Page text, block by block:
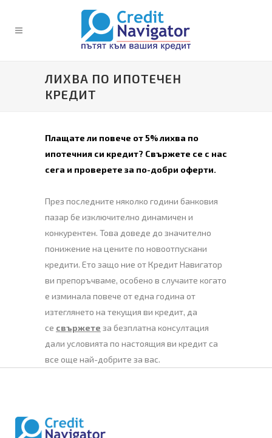
ЛИХВА ПО ИПОТЕЧЕН
КРЕДИТ
Плащате ли повече от 5% лихва по
ипотечния си кредит? Свържете се с нас
сега и проверете за по-добри оферти.
През последните няколко години банковия
пазар бе изключително динамичен и
конкурентен. Това доведе до значително
понижение на цените по новоотпускани
кредити. Ето защо ние от Кредит Навигатор
ви препоръчваме, особено в случаите когато
е изминала повече от една година от
изтеглянето на текущия ви кредит, да
се свържете за безплатна консултация
дали условията по настоящия ви кредит са
все още най-добрите за вас.